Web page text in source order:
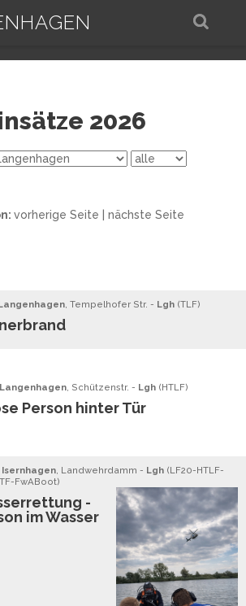
2026
vorherige Seite nächste Seite
, Tempelhofer Str. - Lgh (TLF)
Langenhagen, Schützenstr. - Lgh (HTLF)
Person hinter Tür
Isernhagen, Landwehrdamm - Lgh (LF20-HTLF-
-FwABoot)
-
im Wasser